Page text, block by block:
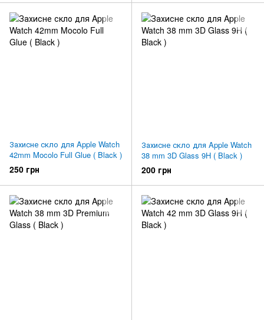
Захисне скло для Apple Watch
42mm Mocolo Full Glue ( Black )
250 грн
Захисне скло для Apple Watch
38 mm 3D Glass 9H ( Black )
200 грн